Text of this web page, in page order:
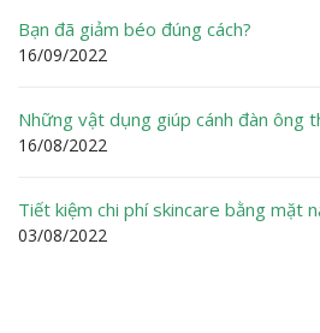
Bạn đã giảm béo đúng cách?
16/09/2022
Những vật dụng giúp cánh đàn ông
16/08/2022
Tiết kiệm chi phí skincare bằng mặt
03/08/2022